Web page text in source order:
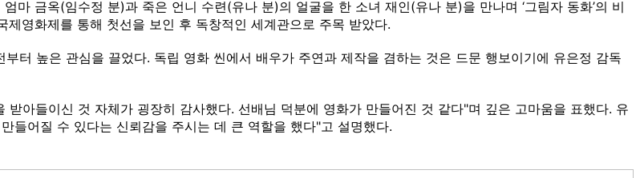
금옥(임수정 분)과 죽은 언니 수련(유나 분)의 얼굴을 한 소녀 재인(유나 분)을 만나며 ‘그림자 동화’의 비
영화제를 통해 첫선을 보인 후 독창적인 세계관으로 주목 받았다.
터 높은 관심을 끌었다. 독립 영화 씬에서 배우가 주연과 제작을 겸하는 것은 드문 행보이기에 유은정 감독
아들이신 것 자체가 굉장히 감사했다. 선배님 덕분에 영화가 만들어진 것 같다"며 깊은 고마움을 표했다. 유
들어질 수 있다는 신뢰감을 주시는 데 큰 역할을 했다"고 설명했다.